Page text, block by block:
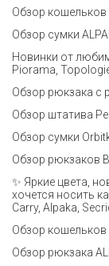
Обзор кошельков
Обзор сумки
Новинки от
Piorama,
Обзор рюкзака с
Обзор штатива
Обзор сумки
Обзор рюкзаков
✨ Яркие цвета,
хочется носить
Carry, Alpaka,
Обзор кошельков
Обзор рюкзака